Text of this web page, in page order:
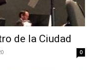
de la Ciudad
0